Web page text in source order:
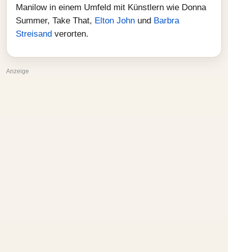
Manilow in einem Umfeld mit Künstlern wie Donna
Summer, Take That, Elton John und Barbra
Streisand verorten.
Anzeige